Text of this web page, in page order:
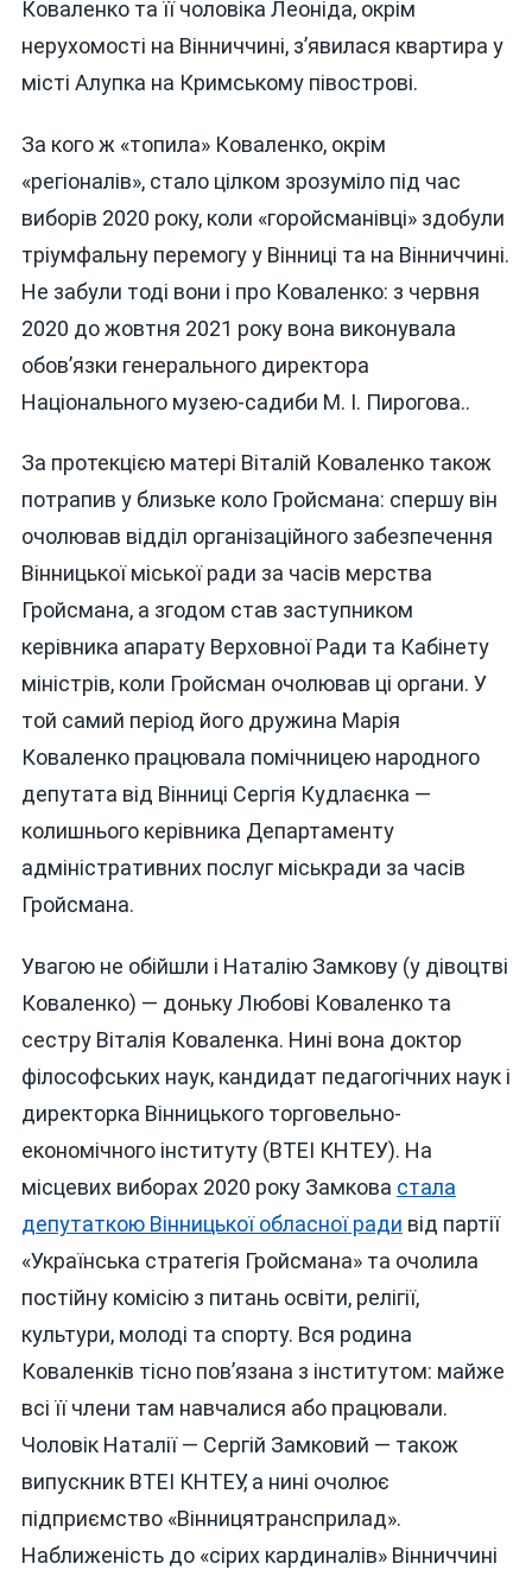
Коваленко та її чоловіка Леоніда, окрім
нерухомості на Вінниччині, з’явилася квартира у
місті Алупка на Кримському півострові.
За кого ж «топила» Коваленко, окрім
«регіоналів», стало цілком зрозуміло під час
виборів 2020 року, коли «горойсманівці» здобули
тріумфальну перемогу у Вінниці та на Вінниччині.
Не забули тоді вони і про Коваленко: з червня
2020 до жовтня 2021 року вона виконувала
обов’язки генерального директора
Національного музею-садиби М. І. Пирогова..
За протекцією матері Віталій Коваленко також
потрапив у близьке коло Гройсмана: спершу він
очолював відділ організаційного забезпечення
Вінницької міської ради за часів мерства
Гройсмана, а згодом став заступником
керівника апарату Верховної Ради та Кабінету
міністрів, коли Гройсман очолював ці органи. У
той самий період його дружина Марія
Коваленко працювала помічницею народного
депутата від Вінниці Сергія Кудлаєнка —
колишнього керівника Департаменту
адміністративних послуг міськради за часів
Гройсмана.
Увагою не обійшли і Наталію Замкову (у дівоцтві
Коваленко) — доньку Любові Коваленко та
сестру Віталія Коваленка. Нині вона доктор
філософських наук, кандидат педагогічних наук і
директорка Вінницького торговельно-
економічного інституту (ВТЕІ КНТЕУ). На
місцевих виборах 2020 року Замкова стала
депутаткою Вінницької обласної ради від партії
«Українська стратегія Гройсмана» та очолила
постійну комісію з питань освіти, релігії,
культури, молоді та спорту. Вся родина
Коваленків тісно пов’язана з інститутом: майже
всі її члени там навчалися або працювали.
Чоловік Наталії — Сергій Замковий — також
випускник ВТЕІ КНТЕУ, а нині очолює
підприємство «Вінницятрансприлад».
Наближеність до «сірих кардиналів» Вінниччині